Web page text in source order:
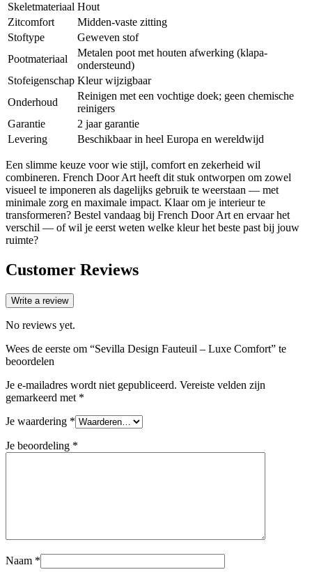
Skeletmateriaal Hout
Zitcomfort
Midden-vaste zitting
Stoftype
Geweven stof
Pootmateriaal
Metalen poot met houten afwerking (klapa-
ondersteund)
Stofeigenschap Kleur wijzigbaar
Onderhoud
Reinigen met een vochtige doek; geen chemische
reinigers
Garantie
2 jaar garantie
Levering
Beschikbaar in heel Europa en wereldwijd
Een slimme keuze voor wie stijl, comfort en zekerheid wil
combineren. French Door Art heeft dit stuk ontworpen om zowel
visueel te imponeren als dagelijks gebruik te weerstaan — met
minimale zorg en maximale impact. Klaar om je interieur te
transformeren? Bestel vandaag bij French Door Art en ervaar het
verschil — of wil je eerst weten welke kleur het beste past bij jouw
ruimte?
Customer Reviews
Write a review
No reviews yet.
Wees de eerste om “Sevilla Design Fauteuil – Luxe Comfort” te
beoordelen
Je e-mailadres wordt niet gepubliceerd. Vereiste velden zijn
gemarkeerd met *
Je waardering *
Je beoordeling *
Naam *